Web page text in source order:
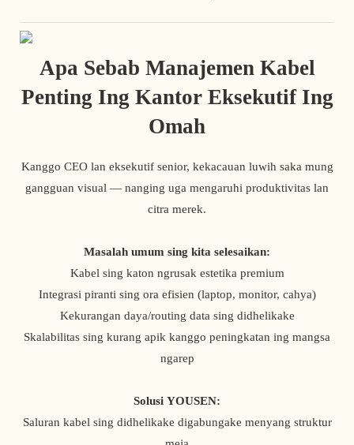
Apa Sebab Manajemen Kabel
Penting Ing Kantor Eksekutif Ing
Omah
Kanggo CEO lan eksekutif senior, kekacauan luwih saka mung
gangguan visual — nanging uga mengaruhi produktivitas lan
citra merek.
Masalah umum sing kita selesaikan:
Kabel sing katon ngrusak estetika premium
Integrasi piranti sing ora efisien (laptop, monitor, cahya)
Kekurangan daya/routing data sing didhelikake
Skalabilitas sing kurang apik kanggo peningkatan ing mangsa
ngarep
Solusi YOUSEN:
Saluran kabel sing didhelikake digabungake menyang struktur